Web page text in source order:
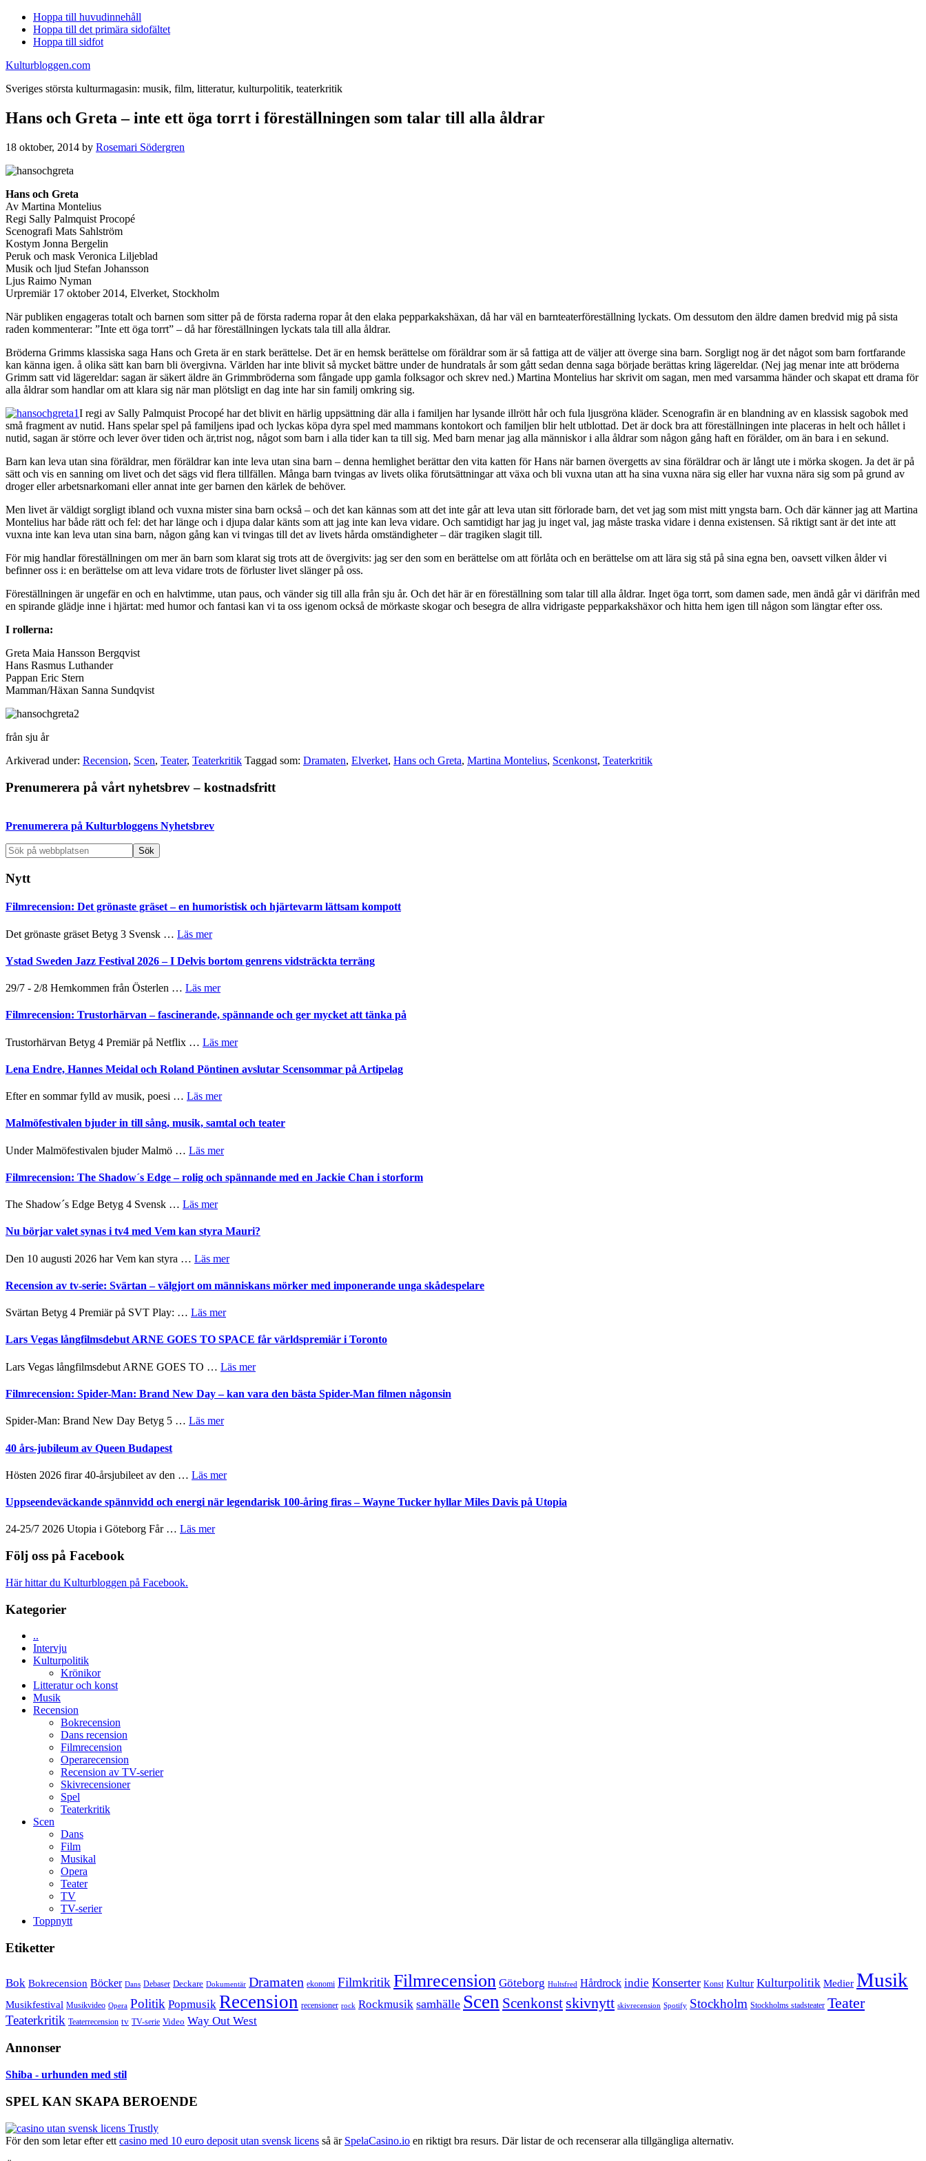
Hoppa till huvudinnehåll
Hoppa till det primära sidofältet
Hoppa till sidfot
Kulturbloggen.com
Sveriges största kulturmagasin: musik, film, litteratur, kulturpolitik, teaterkritik
Hans och Greta – inte ett öga torrt i föreställningen som talar till alla åldrar
18 oktober, 2014 by Rosemari Södergren
Hans och Greta
Av Martina Montelius
Regi Sally Palmquist Procopé
Scenografi Mats Sahlström
Kostym Jonna Bergelin
Peruk och mask Veronica Liljeblad
Musik och ljud Stefan Johansson
Ljus Raimo Nyman
Urpremiär 17 oktober 2014, Elverket, Stockholm
När publiken engageras totalt och barnen som sitter på de första raderna ropar åt den elaka pepparkakshäxan, då har väl en barnteaterföreställning lyckats. Om dessutom den äldre damen bredvid mig på sista
raden kommenterar: ”Inte ett öga torrt” – då har föreställningen lyckats tala till alla åldrar.
Bröderna Grimms klassiska saga Hans och Greta är en stark berättelse. Det är en hemsk berättelse om föräldrar som är så fattiga att de väljer att överge sina barn. Sorgligt nog är det något som barn fortfarande
kan känna igen. å olika sätt kan barn bli övergivna. Världen har inte blivit så mycket bättre under de hundratals år som gått sedan denna saga började berättas kring lägereldar. (Nej jag menar inte att bröderna
Grimm satt vid lägereldar: sagan är säkert äldre än Grimmbröderna som fångade upp gamla folksagor och skrev ned.) Martina Montelius har skrivit om sagan, men med varsamma händer och skapat ett drama för
alla åldrar som handlar om att klara sig när man plötsligt en dag inte har sin familj omkring sig.
I regi av Sally Palmquist Procopé har det blivit en härlig uppsättning där alla i familjen har lysande illrött hår och fula ljusgröna kläder. Scenografin är en blandning av en klassisk sagobok med
små fragment av nutid. Hans spelar spel på familjens ipad och lyckas köpa dyra spel med mammans kontokort och familjen blir helt utblottad. Det är dock bra att föreställningen inte placeras in helt och hållet i
nutid, sagan är större och lever över tiden och är,trist nog, något som barn i alla tider kan ta till sig. Med barn menar jag alla människor i alla åldrar som någon gång haft en förälder, om än bara i en sekund.
Barn kan leva utan sina föräldrar, men föräldrar kan inte leva utan sina barn – denna hemlighet berättar den vita katten för Hans när barnen övergetts av sina föräldrar och är långt ute i mörka skogen. Ja det är på
sätt och vis en sanning om livet och det sägs vid flera tillfällen. Många barn tvingas av livets olika förutsättningar att växa och bli vuxna utan att ha sina vuxna nära sig eller har vuxna nära sig som på grund av
droger eller arbetsnarkomani eller annat inte ger barnen den kärlek de behöver.
Men livet är väldigt sorgligt ibland och vuxna mister sina barn också – och det kan kännas som att det inte går att leva utan sitt förlorade barn, det vet jag som mist mitt yngsta barn. Och där känner jag att Martina
Montelius har både rätt och fel: det har länge och i djupa dalar känts som att jag inte kan leva vidare. Och samtidigt har jag ju inget val, jag måste traska vidare i denna existensen. Så riktigt sant är det inte att
vuxna inte kan leva utan sina barn, någon gång kan vi tvingas till det av livets hårda omständigheter – där tragiken slagit till.
För mig handlar föreställningen om mer än barn som klarat sig trots att de övergivits: jag ser den som en berättelse om att förlåta och en berättelse om att lära sig stå på sina egna ben, oavsett vilken ålder vi
befinner oss i: en berättelse om att leva vidare trots de förluster livet slänger på oss.
Föreställningen är ungefär en och en halvtimme, utan paus, och vänder sig till alla från sju år. Och det här är en föreställning som talar till alla åldrar. Inget öga torrt, som damen sade, men ändå går vi därifrån med
en spirande glädje inne i hjärtat: med humor och fantasi kan vi ta oss igenom också de mörkaste skogar och besegra de allra vidrigaste pepparkakshäxor och hitta hem igen till någon som längtar efter oss.
I rollerna:
Greta Maia Hansson Bergqvist
Hans Rasmus Luthander
Pappan Eric Stern
Mamman/Häxan Sanna Sundqvist
från sju år
Arkiverad under: Recension, Scen, Teater, Teaterkritik Taggad som: Dramaten, Elverket, Hans och Greta, Martina Montelius, Scenkonst, Teaterkritik
Primärt
Prenumerera på vårt nyhetsbrev – kostnadsfritt
Prenumerera på Kulturbloggens Nyhetsbrev
Sök
på
webbplatsen
Nytt
Filmrecension: Det grönaste gräset – en humoristisk och hjärtevarm lättsam kompott
Det grönaste gräset Betyg 3 Svensk … Läs merom
Det
grönaste
–
humoristisk
hjärtevarm
kompott
Ystad Sweden Jazz Festival 2026 – I Delvis bortom genrens vidsträckta terräng
29/7 - 2/8 Hemkommen från Österlen … Läs merom
Sweden
Jazz
2026
I
bortom
vidsträckta
Filmrecension: Trustorhärvan – fascinerande, spännande och ger mycket att tänka på
Trustorhärvan Betyg 4 Premiär på Netflix … Läs merom
Trustorhärvan
ger
på
Lena Endre, Hannes Meidal och Roland Pöntinen avslutar Scensommar på Artipelag
Efter en sommar fylld av musik, poesi … Läs merom
Endre,
och
Pöntinen
Artipelag
Malmöfestivalen bjuder in till sång, musik, samtal och teater
Under Malmöfestivalen bjuder Malmö … Läs merom
bjuder
in
samtal
teater
Filmrecension: The Shadow´s Edge – rolig och spännande med en Jackie Chan i storform
The Shadow´s Edge Betyg 4 Svensk … Läs merom
The
Edge
rolig
spännande
en
Chan
storform
Nu börjar valet synas i tv4 med Vem kan styra Mauri?
Den 10 augusti 2026 har Vem kan styra … Läs merom
börjar
med
kan
Mauri?
Recension av tv-serie: Svärtan – välgjort om människans mörker med imponerande unga skådespelare
Svärtan Betyg 4 Premiär på SVT Play: … Läs merom
av
serie:
Svärtan
välgjort
unga
Lars Vegas långfilmsdebut ARNE GOES TO SPACE får världspremiär i Toronto
Lars Vegas långfilmsdebut ARNE GOES TO … Läs merom
Vegas
Toronto
Filmrecension: Spider-Man: Brand New Day – kan vara den bästa Spider-Man filmen någonsin
Spider-Man: Brand New Day Betyg 5 … Läs merom
New
–
40 års-jubileum av Queen Budapest
Hösten 2026 firar 40-årsjubileet av den … Läs merom
års-
jubileum
Uppseendeväckande spännvidd och energi när legendarisk 100-åring firas – Wayne Tucker hyllar Miles Davis på Utopia
24-25/7 2026 Utopia i Göteborg Får … Läs merom
Följ oss på Facebook
Här hittar du Kulturbloggen på Facebook.
Kategorier
..
Intervju
Kulturpolitik
Krönikor
Litteratur och konst
Musik
Recension
Bokrecension
Dans recension
Filmrecension
Operarecension
Recension av TV-serier
Skivrecensioner
Spel
Teaterkritik
Scen
Dans
Film
Musikal
Opera
Teater
TV
TV-serier
Toppnytt
Etiketter
Bok Bokrecension Böcker Dans Debaser Deckare Dokumentär Dramaten ekonomi Filmkritik Filmrecension Göteborg Hultsfred Hårdrock indie Konserter Konst Kultur Kulturpolitik Medier Musik
Musikfestival Musikvideo Opera Politik Popmusik Recension recensioner rock Rockmusik samhälle Scen Scenkonst skivnytt skivrecension Spotify Stockholm Stockholms stadsteater Teater
Teaterkritik Teaterrecension tv TV-serie Video Way Out West
Annonser
Shiba - urhunden med stil
SPEL KAN SKAPA BEROENDE
För den som letar efter ett casino med 10 euro deposit utan svensk licens så är SpelaCasino.io en riktigt bra resurs. Där listar de och recenserar alla tillgängliga alternativ.